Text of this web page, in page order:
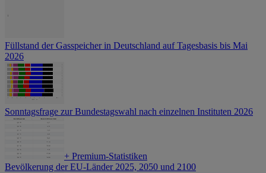
Füllstand der Gasspeicher in Deutschland auf Tagesbasis bis Mai
2026
Sonntagsfrage zur Bundestagswahl nach einzelnen Instituten 2026
+ Premium-Statistiken
Bevölkerung der EU-Länder 2025, 2050 und 2100